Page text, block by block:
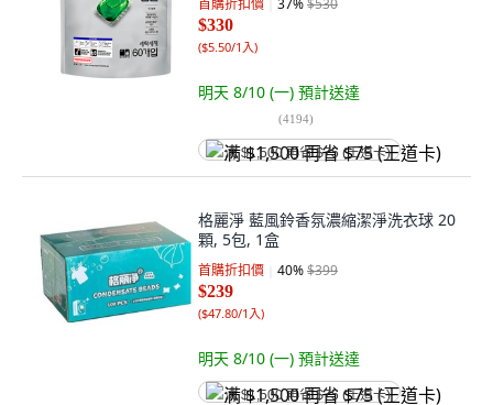
首購折扣價 37%$530
$330
($5.50/1入)
明天 8/10 (一) 預計送達
(4194)
满 $1,500 再省 $75 (王道卡)
格麗淨 藍風鈴香氛濃縮潔淨洗衣球 20
顆, 5包, 1盒
首購折扣價 40%$399
$239
($47.80/1入)
明天 8/10 (一) 預計送達
满 $1,500 再省 $75 (王道卡)